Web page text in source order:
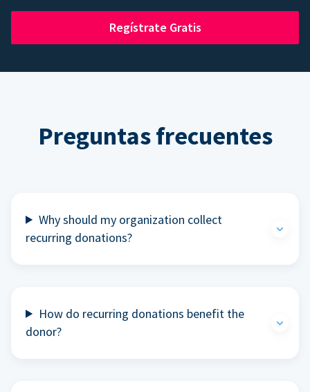
Regístrate Gratis
Preguntas frecuentes
Why should my organization collect
recurring donations?
How do recurring donations benefit the
donor?